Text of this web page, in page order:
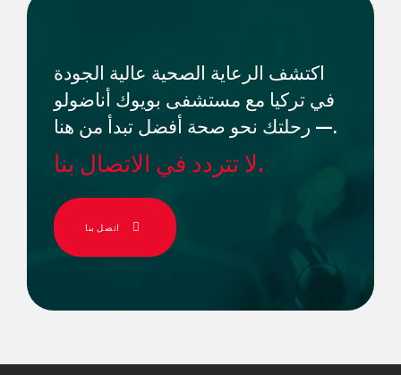
اكتشف الرعاية الصحية عالية الجودة
في تركيا مع مستشفى بويوك أناضولو
— رحلتك نحو صحة أفضل تبدأ من هنا.
لا تتردد في الاتصال بنا.
اتصل بنا